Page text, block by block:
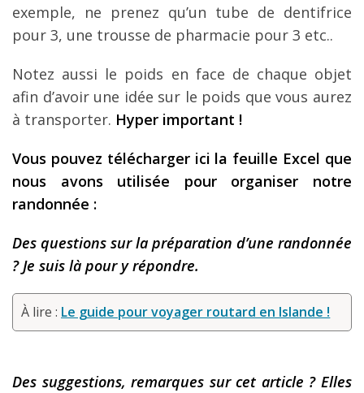
exemple, ne prenez qu’un tube de dentifrice
pour 3, une trousse de pharmacie pour 3 etc..
Notez aussi le poids en face de chaque objet
afin d’avoir une idée sur le poids que vous aurez
à transporter. Hyper important !
Vous pouvez télécharger ici la feuille Excel que
nous avons utilisée pour organiser notre
randonnée :
Des questions sur la préparation d’une randonnée
? Je suis là pour y répondre.
À lire : Le guide pour voyager routard en Islande !
Des suggestions, remarques sur cet article ? Elles